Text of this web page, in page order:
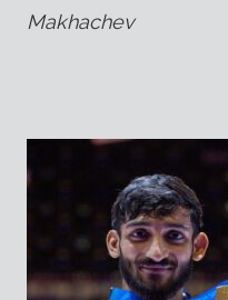
l’article
Makhachev